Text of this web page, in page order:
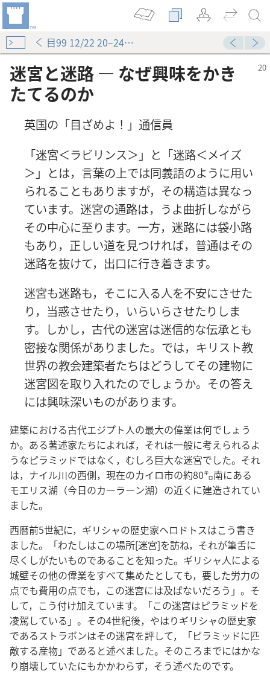
目99 12/22 20–24ページ
迷宮と迷路 ― なぜ興味をかき
たてるのか
英国の「目ざめよ！」通信員
「迷宮＜ラビリンス＞」と「迷路＜メイズ
＞」とは，言葉の上では同義語のように用い
られることもありますが，その構造は異なっ
ています。迷宮の通路は，うよ曲折しながら
その中心に至ります。一方，迷路には袋小路
もあり，正しい道を見つければ，普通はその
迷路を抜けて，出口に行き着きます。
迷宮も迷路も，そこに入る人を不安にさせた
り，当惑させたり，いらいらさせたりしま
す。しかし，古代の迷宮は迷信的な伝承とも
密接な関係がありました。では，キリスト教
世界の教会建築者たちはどうしてその建物に
迷宮図を取り入れたのでしょうか。その答え
には興味深いものがあります。
建築における古代エジプト人の最大の偉業は何でしょう
か。ある著述家たちによれば，それは一般に考えられるよ
うなピラミッドではなく，むしろ巨大な迷宮でした。それ
は，ナイル川の西側，現在のカイロ市の約80㌔南にある
モエリス湖（今日のカーラーン湖）の近くに建造されてい
ました。
西暦前5世紀に，ギリシャの歴史家ヘロドトスはこう書き
ました。「わたしはこの場所[迷宮]を訪ね，それが筆舌に
尽くしがたいものであることを知った。ギリシャ人による
城壁その他の偉業をすべて集めたとしても，要した労力の
点でも費用の点でも，この迷宮には及ばないだろう」。そ
して，こう付け加えています。「この迷宮はピラミッドを
凌駕している」。その4世紀後，やはりギリシャの歴史家
であるストラボンはその迷宮を評して，「ピラミッドに匹
敵する産物」であると述べました。そのころまでにはかな
り崩壊していたにもかかわらず，そう述べたのです。